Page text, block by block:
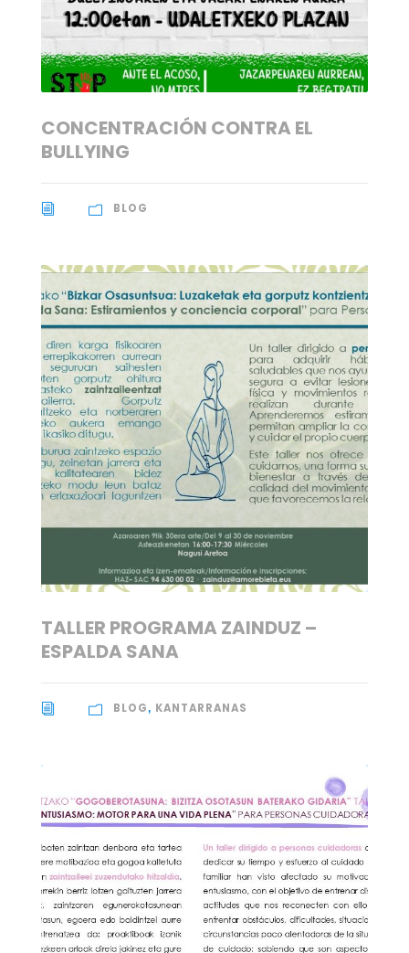
CONCENTRACIÓN CONTRA EL
BULLYING
BLOG
TALLER PROGRAMA ZAINDUZ –
ESPALDA SANA
BLOG, KANTARRANAS